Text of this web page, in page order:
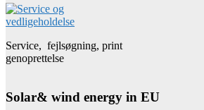
Service, fejlsøgning, print
genoprettelse
Solar& wind energy in EU